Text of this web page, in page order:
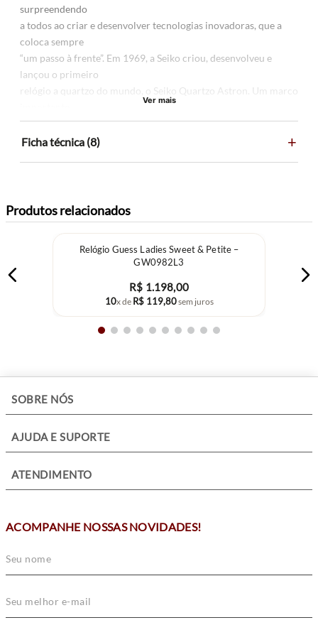
surpreendendo
a todos ao criar e desenvolver tecnologias inovadoras, que a
coloca sempre
“um passo à frente”. Em 1969, a Seiko criou, desenvolveu e
lançou o primeiro
relógio a quartzo do mundo, o Seiko Quartzo Astron. Um marco
não apenas para a história da Seiko, mas para a relojoaria.
Seiko é a única empresa que oferece as cinco tecnologias
Ver mais
Ficha técnica (8) +
Produtos relacionados
Relógio Guess Ladies Sweet & Petite –
GW0982L3
R$ 1.198,00
10x de R$ 119,80sem juros
SOBRE NÓS
AJUDA E SUPORTE
ATENDIMENTO
ACOMPANHE NOSSAS NOVIDADES!